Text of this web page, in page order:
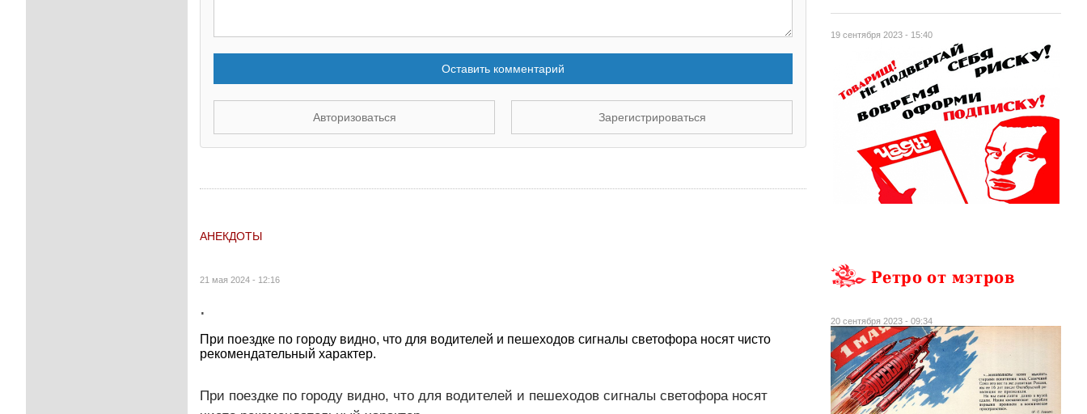
Оставить комментарий
Авторизоваться Зарегистрироваться
АНЕКДОТЫ
21 мая 2024 - 12:16
.
При поездке по городу видно, что для водителей и пешеходов сигналы светофора носят чисто
рекомендательный характер.
При поездке по городу видно, что для водителей и пешеходов сигналы светофора носят
19 сентября 2023 - 15:40
Ретро от мэтров
20 сентября 2023 - 09:34